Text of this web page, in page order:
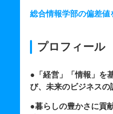
総合情報学部の偏差値
プロフィール
●「経営」「情報」を
び、未来のビジネスの
●暮らしの豊かさに貢